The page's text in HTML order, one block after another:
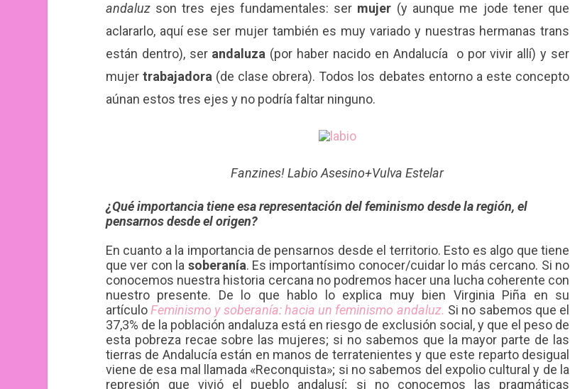
andaluzson tres ejes fundamentales: ser mujer (y aunque me jode tener que
aclararlo, aquí ese ser mujer también es muy variado y nuestras hermanas trans
están dentro), ser andaluza (por haber nacido en Andalucía o por vivir allí) y ser
mujer trabajadora(de clase obrera). Todos los debates entorno a este concepto
aúnan estos tres ejes y no podría faltar ninguno.
Fanzines! Labio Asesino+Vulva Estelar
¿Qué importancia tiene esa representación del feminismo desde la región, el
pensarnos desde el origen?
En cuanto a la importancia de pensarnos desde el territorio. Esto es algo que tiene
que ver con la soberanía. Es importantísimo conocer/cuidar lo más cercano. Si no
conocemos nuestra historia cercana no podremos hacer una lucha coherente con
nuestro presente. De lo que hablo lo explica muy bien Virginia Piña en su
artículoFeminismo y soberanía: hacia un feminismo andaluz. Si no sabemos que el
37,3% de la población andaluza está en riesgo de exclusión social, y que el peso de
esta pobreza recae sobre las mujeres; si no sabemos que la mayor parte de las
tierras de Andalucía están en manos de terratenientes y que este reparto desigual
viene de esa mal llamada «Reconquista»; si no sabemos del expolio cultural y de la
represión que vivió el pueblo andalusí; si no conocemos las pragmáticas